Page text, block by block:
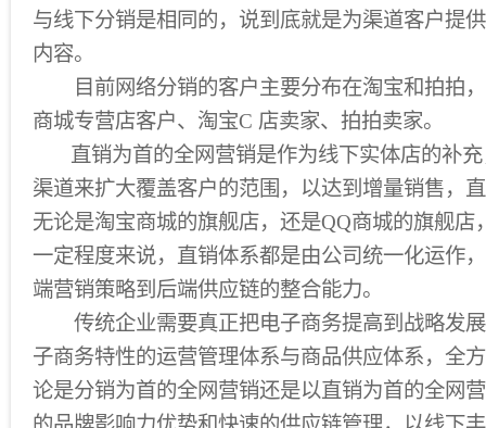
与线下分销是相同的，说到底就是为渠道客户提
内容。
目前网络分销的客户主要分布在淘宝和拍拍，
商城专营店客户、淘宝C 店卖家、拍拍卖家。
直销为首的全网营销是作为线下实体店的补充
渠道来扩大覆盖客户的范围，以达到增量销售，
无论是淘宝商城的旗舰店，还是QQ商城的旗舰店
一定程度来说，直销体系都是由公司统一化运作
端营销策略到后端供应链的整合能力。
传统企业需要真正把电子商务提高到战略发展
子商务特性的运营管理体系与商品供应体系，全
论是分销为首的全网营销还是以直销为首的全网